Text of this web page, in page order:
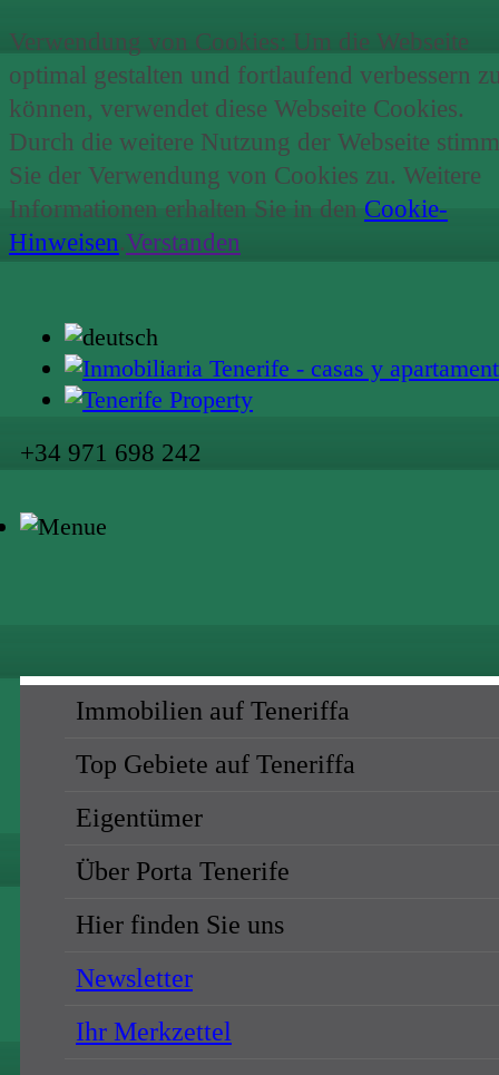
Verwendung von Cookies: Um die Webseite
optimal gestalten und fortlaufend verbessern
können, verwendet diese Webseite Cookies.
Durch die weitere Nutzung der Webseite
Sie der Verwendung von Cookies zu. Weitere
Informationen erhalten Sie in den Cookie-
Hinweisen.Verstanden
+34 971 698 242
Immobilien auf Teneriffa
Top Gebiete auf Teneriffa
Eigentümer
Über Porta Tenerife
Hier finden Sie uns
Newsletter
Ihr Merkzettel